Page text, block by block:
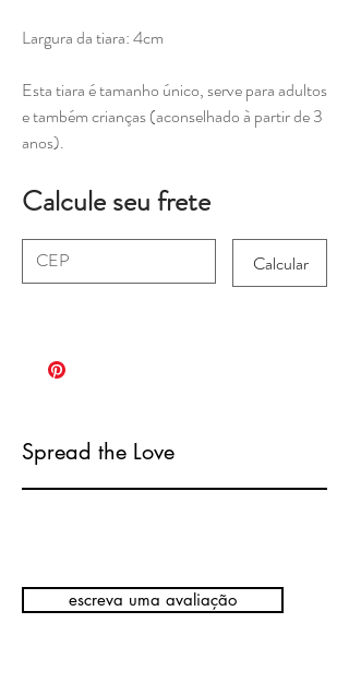
Largura da tiara: 4cm
Esta tiara é tamanho único, serve para adultos
e também crianças (aconselhado à partir de 3
anos).
Calcule seu frete
Calcular
Spread the Love
escreva uma avaliação